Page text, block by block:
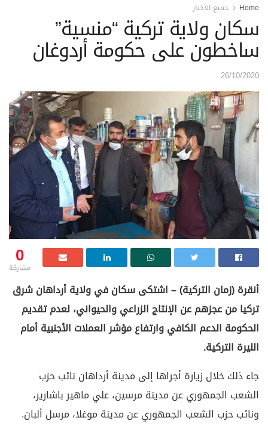
Home جميع الأخبار
سكان ولاية تركية “منسية”
ساخطون على حكومة أردوغان
26/10/2020
0
مشاركة
أنقرة (زمان التركية) – اشتكى سكان في ولاية أرداهان شرق
تركيا من عجزهم عن الإنتاج الزراعي والحيواني، لعدم تقديم
الحكومة الدعم الكافي وارتفاع مؤشر العملات الأجنبية أمام
الليرة التركية.
جاء ذلك خلال زيارة أجراها إلى مدينة أرداهان نائب حزب
الشعب الجمهوري عن مدينة مرسين، علي ماهير باشارير،
ونائب حزب الشعب الجمهوري عن مدينة موغلا، مرسل ألبان.